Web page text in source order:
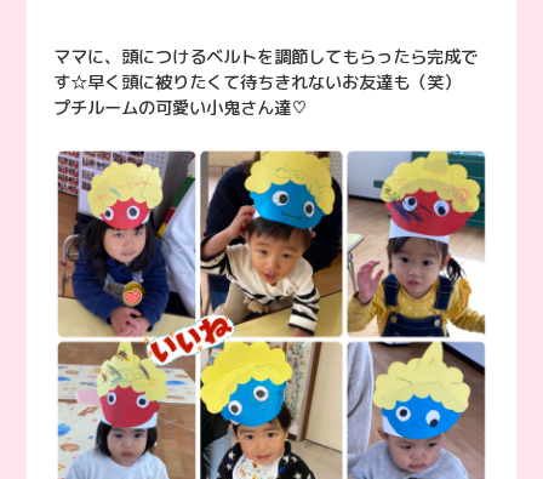
ママに、頭につけるベルトを調節してもらったら完成で
す☆早く頭に被りたくて待ちきれないお友達も（笑）
プチルームの可愛い小鬼さん達♡